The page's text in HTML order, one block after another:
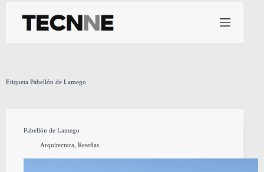
contenido
Etiqueta Pabellón de Lamego
Pabellón de Lamego
Arquitectura, Reseñas